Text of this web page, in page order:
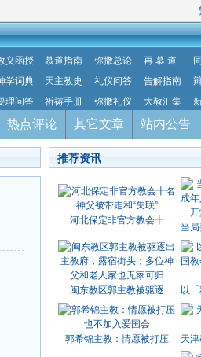
义函授 慕道指南 弥撒总论 再 慕 道
学词典 天主教史 礼仪问答 告解指南
理问答 祈祷手册 弥撒礼仪 大赦汇集
热点评论 其它文章 站内公告
推荐资讯
河北保定非官方教会十
当
闽东教区郭主教被驱逐 以
郭希锦主教：情愿被打压 天